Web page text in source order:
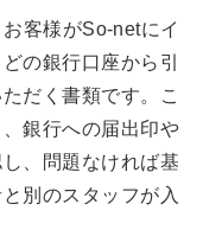
客様がSo-netにイ
の銀行口座から引
だく書類です。こ
銀行への届出印や
、問題なければ基
別のスタッフが入